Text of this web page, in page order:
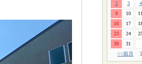
2
3 4
9
10 11
16
17
23
24
30
31
<<前月